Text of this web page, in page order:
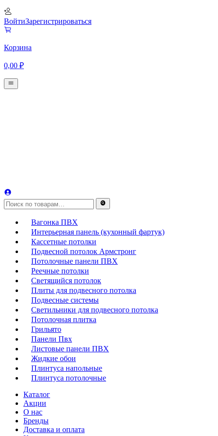
ВойтиЗарегистрироваться
Корзина
0,00 ₽
Вагонка ПВХ
Интерьерная панель (кухонный фартук)
Кассетные потолки
Подвесной потолок Армстронг
Потолочные панели ПВХ
Реечные потолки
Светящийся потолок
Плиты для подвесного потолка
Подвесные системы
Светильники для подвесного потолка
Потолочная плитка
Грильято
Панели Пвх
Листовые панели ПВХ
Жидкие обои
Плинтуса напольные
Плинтуса потолочные
Каталог
Акции
О нас
Бренды
Доставка и оплата